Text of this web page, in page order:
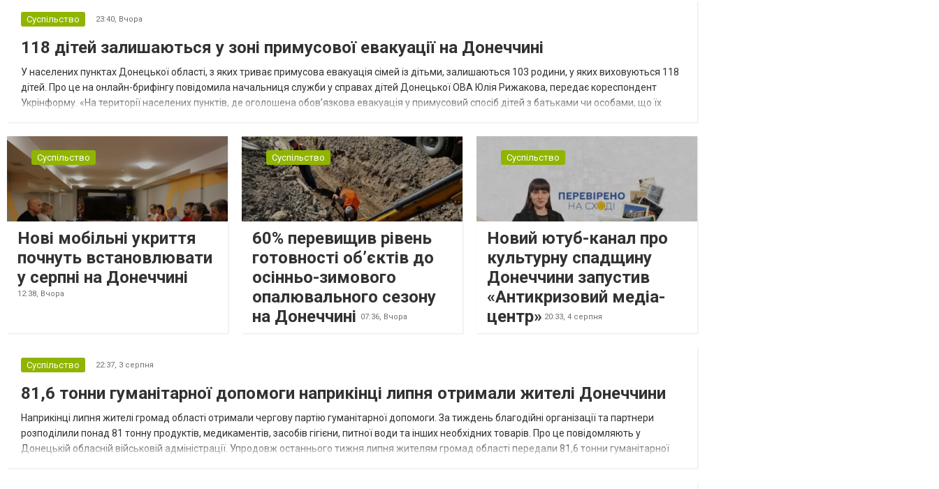
Суспільство 23:40, Вчора
118 дітей залишаються у зоні примусової евакуації на Донеччині
У населених пунктах Донецької області, з яких триває примусова евакуація сімей із дітьми, залишаються 103 родини, у яких виховуються 118
дітей. Про це на онлайн-брифінгу повідомила начальниця служби у справах дітей Донецької ОВА Юлія Рижакова, передає кореспондент
Укрінформу. «На території населених пунктів, де оголошена обов’язкова евакуація у примусовий спосіб дітей з батьками чи особами, що їх
Суспільство
Нові мобільні укриття
почнуть встановлювати
у серпні на Донеччині
12:38, Вчора
Суспільство
60% перевищив рівень
готовності об’єктів до
осінньо-зимового
опалювального сезону
на Донеччині
07:36, Вчора
Суспільство
Новий ютуб-канал про
культурну спадщину
Донеччини запустив
«Антикризовий медіа-
центр» 20:33, 4 серпня
Суспільство 22:37, 3 серпня
81,6 тонни гуманітарної допомоги наприкінці липня отримали жителі Донеччини
Наприкінці липня жителі громад області отримали чергову партію гуманітарної допомоги. За тиждень благодійні організації та партнери
розподілили понад 81 тонну продуктів, медикаментів, засобів гігієни, питної води та інших необхідних товарів. Про це повідомляють у
Донецькій обласній військовій адміністрації. Упродовж останнього тижня липня жителям громад області передали 81,6 тонни гуманітарної